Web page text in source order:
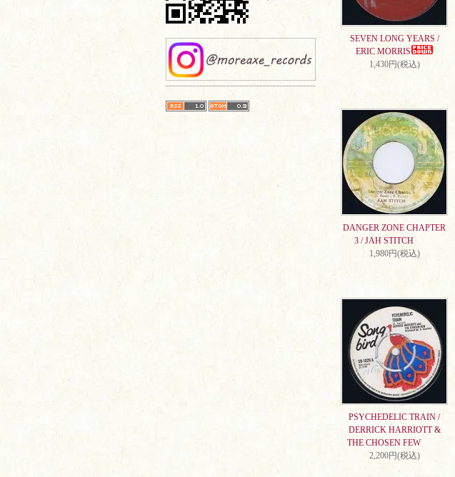
SEVEN LONG YEARS /
ERIC MORRIS
1,430円(税込)
DANGER ZONE CHAPTER
3 / JAH STITCH
1,980円(税込)
PSYCHEDELIC TRAIN /
DERRICK HARRIOTT &
THE CHOSEN FEW
2,200円(税込)